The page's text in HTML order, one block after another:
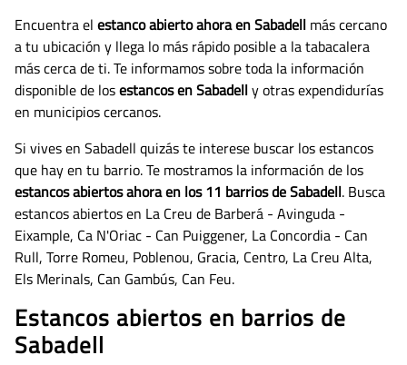
Encuentra el estanco abierto ahora en Sabadell más cercano
a tu ubicación y llega lo más rápido posible a la tabacalera
más cerca de ti. Te informamos sobre toda la información
disponible de losestancos en Sabadelly otras expendidurías
en municipios cercanos.
Si vives en Sabadell quizás te interese buscar los estancos
que hay en tu barrio. Te mostramos la información de los
estancos abiertos ahora en los 11 barrios de Sabadell. Busca
estancos abiertos en La Creu de Barberá - Avinguda -
Eixample, Ca N'Oriac - Can Puiggener, La Concordia - Can
Rull, Torre Romeu, Poblenou, Gracia, Centro, La Creu Alta,
Els Merinals, Can Gambús, Can Feu.
Estancos abiertos en barrios de
Sabadell